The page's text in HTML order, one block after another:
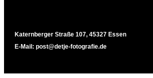
Katernberger Straße 107, 45327 Essen
E-Mail: post@detje-fotografie.de